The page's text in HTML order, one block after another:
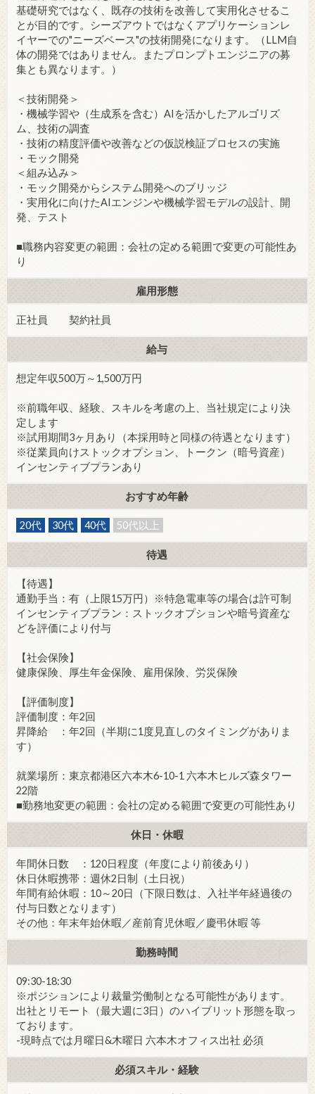
基礎研究ではなく、既存の技術を改善して実用化させるこ
とが目的です。シーズアウトではなくアプリケーションレ
イヤーでの"ニーズベース"の技術開発になります。（LLM自
体の開発ではありません。またプロンプトエンジニアの募
集とも異なります。）
＜技術開発＞
・機械学習や（生成系を含む）AIを活かしたアルゴリズ
ム、技術の調査
・技術の精度評価や改善などの仮説検証プロセスの実施
・モック開発
＜組み込み＞
・モック開発からシステム開発へのブリッジ
・実用化に向けたAIエンジンや機械学習モデルの設計、開
発、テスト
■職務内容変更の範囲：会社の定める範囲で変更の可能性あ
り
雇用形態
正社員 契約社員
給与
想定年収500万～1,500万円
※前職年収、経験、スキルを考慮の上、当社規定により決
定します
※試用期間3ヶ月あり（本採用時と同様の待遇となります）
※従業員向けストックオプション、トークン（暗号資産）
インセンティブプランあり
おすすめ年齢
20代 30代 40代 50代以上
待遇
【待遇】
通勤手当：有（上限15万円）※特急電車等の場合は許可制
インセンティブプラン：ストックオプションや暗号資産な
どを評価により付与
【社会保険】
健康保険、厚生年金保険、雇用保険、労災保険
【評価制度】
評価制度：年2回
昇降給 ：年2回（半期に1度見直しのタイミングがありま
す）
就業場所：東京都港区六本木6-10-1 六本木ヒルズ森タワー
22階
■勤務地変更の範囲：会社の定める範囲で変更の可能性あり
休日・休暇
年間休日数 ：120日程度（年度により前後あり）
休日休暇携帯：週休2日制（土日祝）
年間有給休暇：10～20日（下限日数は、入社半年経過後の
付与日数となります）
その他：年末年始休暇／産前育児休暇／慶弔休暇 等
勤務時間
09:30-18:30
※ポジションにより裁量労働制となる可能性があります。
出社とリモート（最大週に3日）のハイブリット形態を取っ
ております。
-現時点では月曜日&木曜日 六本木オフィス出社 必須
必須スキル・経験